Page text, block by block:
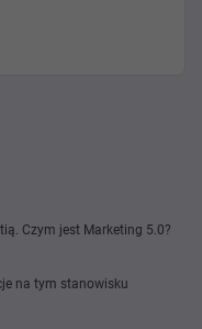
Czym jest Marketing 5.0?
na tym stanowisku